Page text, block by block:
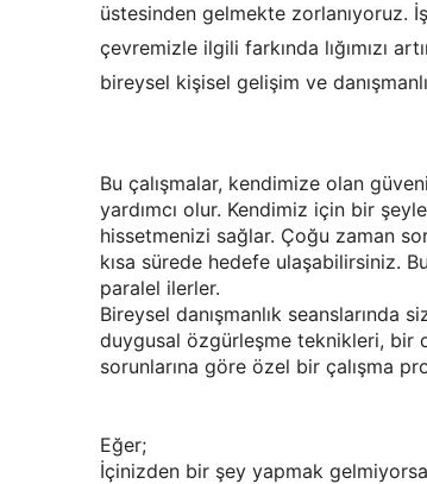
üstesinden gelmekte zorlanıyoruz.
çevremizle ilgili farkında lığımızı
bireysel kişisel gelişim ve
Bu çalışmalar, kendimize olan
yardımcı olur. Kendimiz için bir
hissetmenizi sağlar. Çoğu zaman
kısa sürede hedefe ulaşabilirsiniz.
paralel ilerler.
Bireysel danışmanlık seanslarında
duygusal özgürleşme teknikleri, bir
sorunlarına göre özel bir çalışma
Eğer;
İçinizden bir şey yapmak